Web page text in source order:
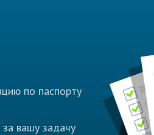
по паспорту
вашу задачу